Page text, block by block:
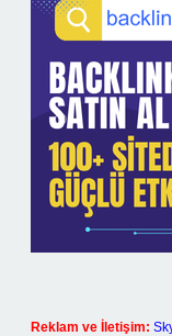
Reklam ve İletişim: